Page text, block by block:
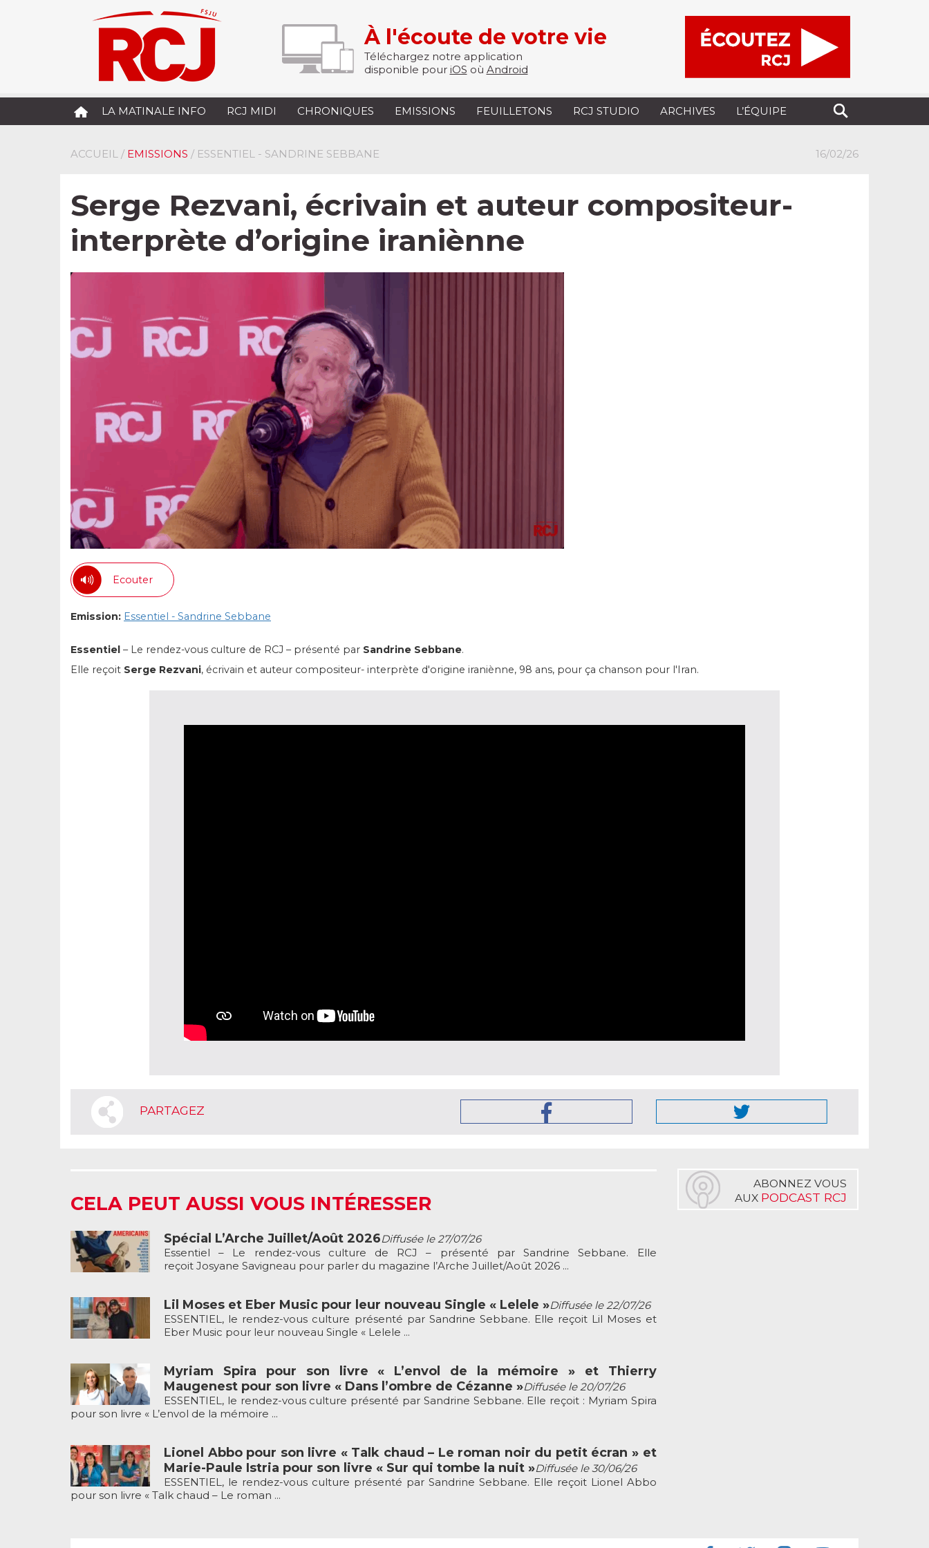
À l'écoute de votre vie
Téléchargez notre application
disponible pour iOS où Android
LA MATINALE INFO RCJ MIDI CHRONIQUES EMISSIONS FEUILLETONS RCJ STUDIO ARCHIVES L’ÉQUIPE
ACCUEIL / EMISSIONS / ESSENTIEL - SANDRINE SEBBANE 16/02/26
Serge Rezvani, écrivain et auteur compositeur-
interprète d’origine iraniènne
Ecouter
Emission: Essentiel - Sandrine Sebbane
Essentiel – Le rendez-vous culture de RCJ – présenté par Sandrine Sebbane.
Elle reçoit Serge Rezvani, écrivain et auteur compositeur- interprète d'origine iraniènne, 98 ans, pour ça chanson pour l'Iran.
PARTAGEZ
CELA PEUT AUSSI VOUS INTÉRESSER
Spécial L’Arche Juillet/Août 2026Diffusée le 27/07/26
Essentiel – Le rendez-vous culture de RCJ – présenté par Sandrine Sebbane. Elle
reçoit Josyane Savigneau pour parler du magazine l’Arche Juillet/Août 2026 ...
Lil Moses et Eber Music pour leur nouveau Single « Lelele »Diffusée le 22/07/26
ESSENTIEL, le rendez-vous culture présenté par Sandrine Sebbane. Elle reçoit Lil Moses et
Eber Music pour leur nouveau Single « Lelele ...
Myriam Spira pour son livre « L’envol de la mémoire » et Thierry
Maugenest pour son livre « Dans l’ombre de Cézanne »Diffusée le 20/07/26
ESSENTIEL, le rendez-vous culture présenté par Sandrine Sebbane. Elle reçoit : Myriam Spira
pour son livre « L’envol de la mémoire ...
Lionel Abbo pour son livre « Talk chaud – Le roman noir du petit écran » et
Marie-Paule Istria pour son livre « Sur qui tombe la nuit »Diffusée le 30/06/26
ESSENTIEL, le rendez-vous culture présenté par Sandrine Sebbane. Elle reçoit Lionel Abbo
pour son livre « Talk chaud – Le roman ...
ABONNEZ VOUS
AUX PODCAST RCJ